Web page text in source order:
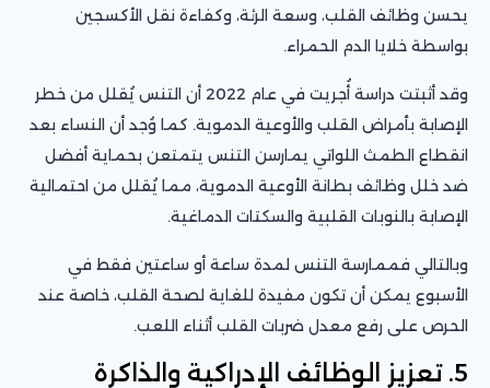
يحسن وظائف القلب، وسعة الرئة، وكفاءة نقل الأكسجين
بواسطة خلايا الدم الحمراء.
وقد أثبتت دراسة أُجريت في عام 2022 أن التنس يُقلل من خطر
الإصابة بأمراض القلب والأوعية الدموية. كما وُجد أن النساء بعد
انقطاع الطمث اللواتي يمارسن التنس يتمتعن بحماية أفضل
ضد خلل وظائف بطانة الأوعية الدموية، مما يُقلل من احتمالية
الإصابة بالنوبات القلبية والسكتات الدماغية.
وبالتالي فممارسة التنس لمدة ساعة أو ساعتين فقط في
الأسبوع يمكن أن تكون مفيدة للغاية لصحة القلب، خاصة عند
الحرص على رفع معدل ضربات القلب أثناء اللعب.
5. تعزيز الوظائف الإدراكية والذاكرة